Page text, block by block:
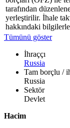
tarafından
yerleştirilir. İhale
hakkındaki
Tümünü göster
İhraççı
Russia
Tam borçlu /
Russia
Sektör
Devlet
Hacim